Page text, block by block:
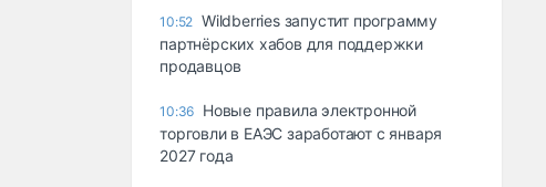
10:52 Wildberries запустит программу
партнёрских хабов для поддержки
продавцов
10:36 Новые правила электронной
торговли в ЕАЭС заработают с января
2027 года